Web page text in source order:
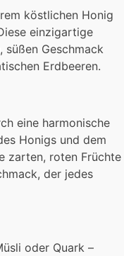
köstlichen Honig
einzigartige
süßen Geschmack
Erdbeeren.
eine harmonische
Honigs und dem
zarten, roten Früchte
der jedes
oder Quark –